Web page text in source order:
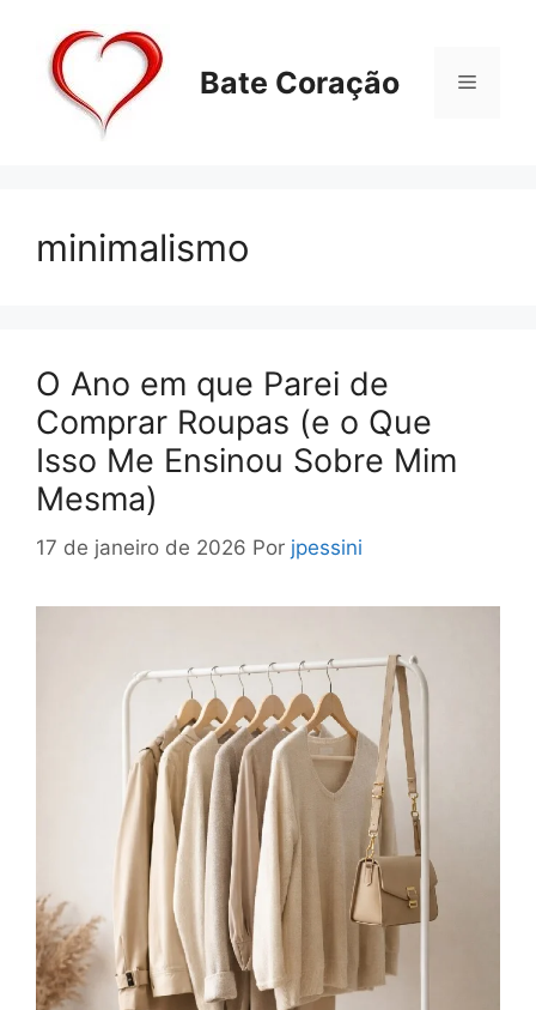
conteúdo
Bate Coração Menu
minimalismo
O Ano em que Parei de
Comprar Roupas (e o Que
Isso Me Ensinou Sobre Mim
Mesma)
17 de janeiro de 2026 Por jpessini